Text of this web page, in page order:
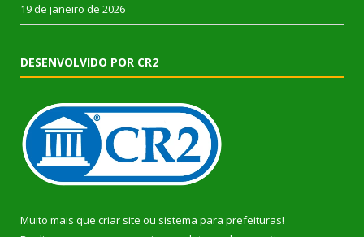
19 de janeiro de 2026
DESENVOLVIDO POR CR2
Muito mais que criar site ou sistema para prefeituras!